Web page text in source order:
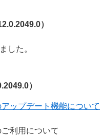
）
した。
）
ップデート機能について
利用について